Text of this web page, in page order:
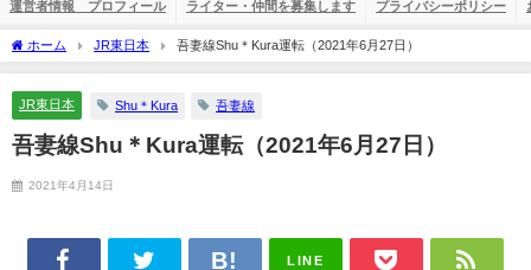
運営者情報 プロフィール ライター・仲間を募集します プライバシーポリシー
ホーム JR東日本 吾妻線Shu＊Kura運転（2021年6月27日）
JR東日本 Shu＊Kura 吾妻線
吾妻線Shu＊Kura運転（2021年6月27日）
2021年4月14日
LINE